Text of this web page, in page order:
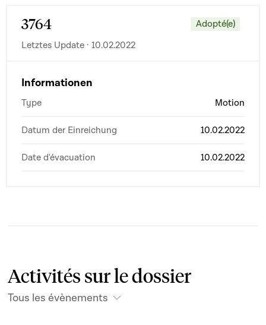
3764
Adopté(e)
Letztes Update · 10.02.2022
Informationen
Type Motion
Datum der Einreichung 10.02.2022
Date d'évacuation 10.02.2022
Activités sur le dossier
Tous les évènements